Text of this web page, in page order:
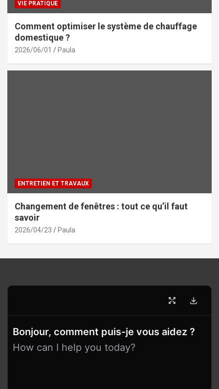
VIE PRATIQUE
Comment optimiser le système de chauffage
domestique ?
2026/06/01 Paula
ENTRETIEN ET TRAVAUX
Changement de fenêtres : tout ce qu’il faut
savoir
2026/04/23 Paula
Bonjour, comment puis-je vous aidez ?
How can I help you today?